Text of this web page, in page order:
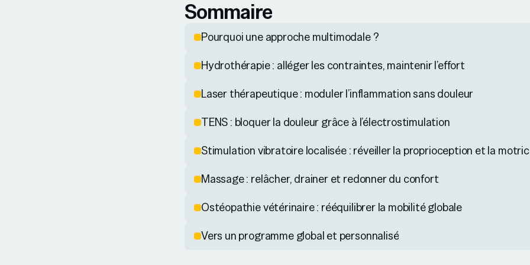
Sommaire
Pourquoi une approche multimodale ?
Hydrothérapie : alléger les contraintes, maintenir l’effort
Laser thérapeutique : moduler l’inflammation sans douleur
TENS : bloquer la douleur grâce à l’électrostimulation
Stimulation vibratoire localisée : réveiller la proprioception et la
Massage : relâcher, drainer et redonner du confort
Ostéopathie vétérinaire : rééquilibrer la mobilité globale
Vers un programme global et personnalisé